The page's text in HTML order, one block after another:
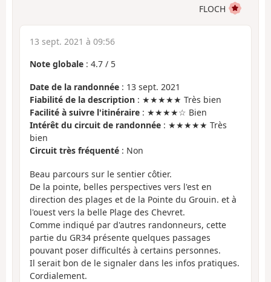
FLOCH
13 sept. 2021 à 09:56
Note globale : 4.7 / 5
Date de la randonnée : 13 sept. 2021
Fiabilité de la description : ★★★★★ Très bien
Facilité à suivre l'itinéraire : ★★★★☆ Bien
Intérêt du circuit de randonnée : ★★★★★ Très
bien
Circuit très fréquenté : Non
Beau parcours sur le sentier côtier.
De la pointe, belles perspectives vers l'est en
direction des plages et de la Pointe du Grouin. et à
l'ouest vers la belle Plage des Chevret.
Comme indiqué par d'autres randonneurs, cette
partie du GR34 présente quelques passages
pouvant poser difficultés à certains personnes.
Il serait bon de le signaler dans les infos pratiques.
Cordialement.